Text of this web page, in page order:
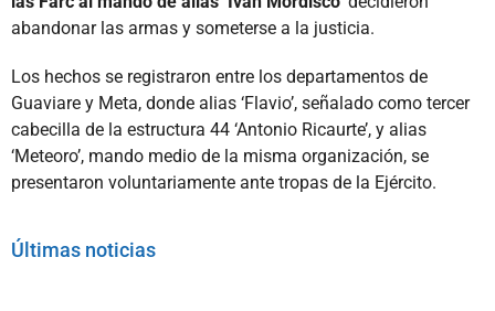
abandonar las armas y someterse a la justicia.
Los hechos se registraron entre los departamentos de
Guaviare y Meta, donde alias ‘Flavio’, señalado como tercer
cabecilla de la estructura 44 ‘Antonio Ricaurte’, y alias
‘Meteoro’, mando medio de la misma organización, se
presentaron voluntariamente ante tropas de la Ejército.
Últimas noticias